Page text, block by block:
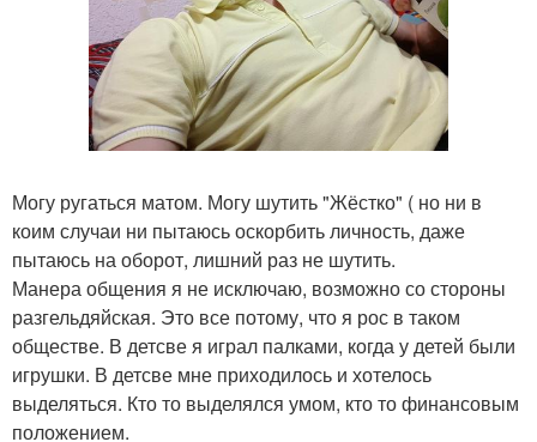
Могу ругаться матом. Могу шутить "Жёстко" ( но ни в
коим случаи ни пытаюсь оскорбить личность, даже
пытаюсь на оборот, лишний раз не шутить.
Манера общения я не исключаю, возможно со стороны
разгельдяйская. Это все потому, что я рос в таком
обществе. В детсве я играл палками, когда у детей были
игрушки. В детсве мне приходилось и хотелось
выделяться. Кто то выделялся умом, кто то финансовым
положением.